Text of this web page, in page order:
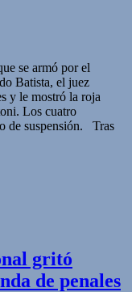
se armó por el
Batista, el juez
y le mostró la roja
Los cuatro
de suspensión. Tras
gritó
de penales